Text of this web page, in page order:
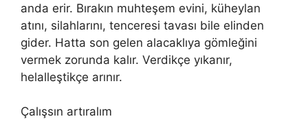
anda erir. Bırakın muhteşem evini, küheylan
atını, silahlarını, tenceresi tavası bile elinden
gider. Hatta son gelen alacaklıya gömleğini
vermek zorunda kalır. Verdikçe yıkanır,
helalleştikçe arınır.
Çalışsın artıralım